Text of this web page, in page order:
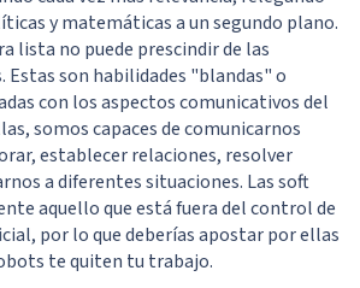
y matemáticas a un segundo plano.
lista no puede prescindir de las
Estas son habilidades "blandas" o
con los aspectos comunicativos del
somos capaces de comunicarnos
establecer relaciones, resolver
a diferentes situaciones. Las soft
aquello que está fuera del control de
por lo que deberías apostar por ellas
te quiten tu trabajo.